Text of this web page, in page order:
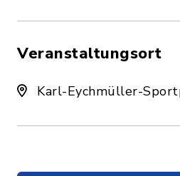
Veranstaltungsort
Karl-Eychmüller-